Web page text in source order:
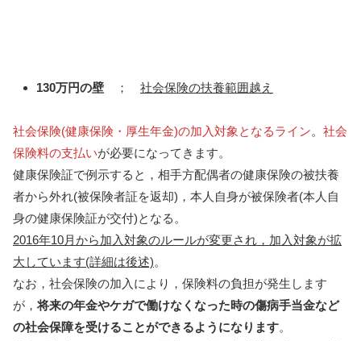
130万円の壁 ； 社会保険の扶養範囲越え
社会保険(健康保険・厚生年金)の加入対象となるライン。 社会
保険料の支払いが必要になってきます。
健康保険証で例示すると，相手方配偶者の健康保険の被扶養
者から外れ(被保険者証を返却)，本人自身が被保険者(本人自
身の健康保険証が交付)となる。
2016年10月から加入対象のルールが変更され，加入対象が拡
大しています(詳細は後述)。
なお，社会保険の加入により，保険料の負担が発生します
が，将来の年金やケガで働けなくなった時の傷病手当金など
の社会保障を受けることができるようになります。